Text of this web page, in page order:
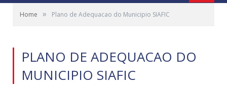
Home » Plano de Adequacao do Municipio SIAFIC
PLANO DE ADEQUACAO DO
MUNICIPIO SIAFIC